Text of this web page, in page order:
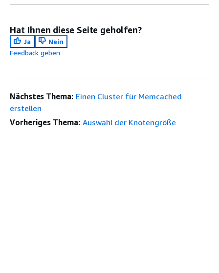
Hat Ihnen diese Seite geholfen?
Ja
Nein
Feedback geben
Nächstes Thema: Einen Cluster für Memcached
erstellen
Vorheriges Thema: Auswahl der Knotengröße